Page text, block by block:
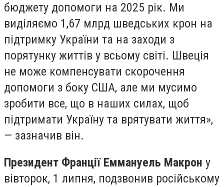
бюджету допомоги на 2025 рік. Ми
виділяємо 1,67 млрд шведських крон на
підтримку України та на заходи з
порятунку життів у всьому світі. Швеція
не може компенсувати скорочення
допомоги з боку США, але ми мусимо
зробити все, що в наших силах, щоб
підтримати Україну та врятувати життя»,
— зазначив він.
Президент Франції Еммануель Макрон у
вівторок, 1 липня, подзвонив російському